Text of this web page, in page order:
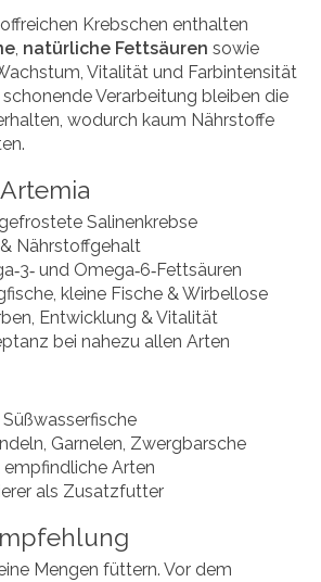
Krebschen enthalten
, natürliche Fettsäuren sowie
Vitalität und Farbintensität
Verarbeitung bleiben die
wodurch kaum Nährstoffe
Salinenkrebse
Nährstoffgehalt
und Omega‑6‑Fettsäuren
kleine Fische & Wirbellose
Entwicklung & Vitalität
bei nahezu allen Arten
Süßwasserfische
Garnelen, Zwergbarsche
Arten
als Zusatzfutter
Mengen füttern. Vor dem